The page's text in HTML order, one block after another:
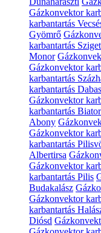
Gázkonvektor
karbantartás
Gyömrő
karbantartás
Monor
Gázkonvektor
karbantartás
karbantartás Dabas
Gázkonvektor
karbantartás
Abony
Gázkonvektor
karbantartás
Albertirsa
Gázkonvektor
karbantartás Pilis
Budakalász
Gázkonvektor
karbantartás
Diósd